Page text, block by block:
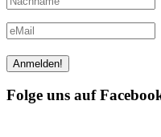
Folge uns auf